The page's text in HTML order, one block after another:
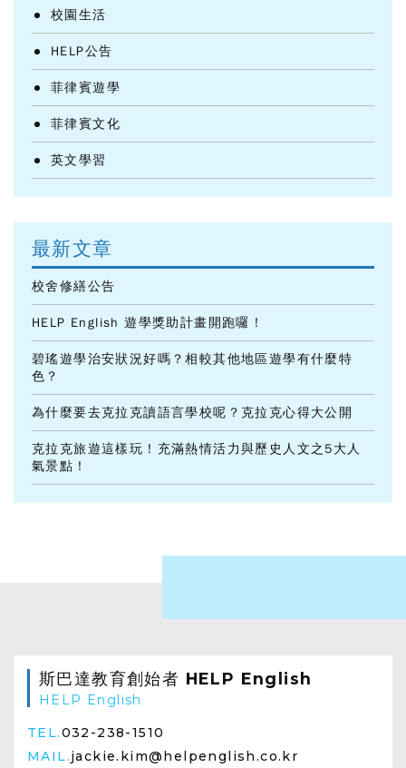
校園生活
HELP公告
菲律賓遊學
菲律賓文化
英文學習
最新文章
校舍修繕公告
HELP English 遊學獎助計畫開跑囉！
碧瑤遊學治安狀況好嗎？相較其他地區遊學有什麼特
色？
為什麼要去克拉克讀語言學校呢？克拉克心得大公開
克拉克旅遊這樣玩！充滿熱情活力與歷史人文之5大人
氣景點！
斯巴達教育創始者 HELP English
HELP English
TEL.032-238-1510
MAIL.jackie.kim@helpenglish.co.kr